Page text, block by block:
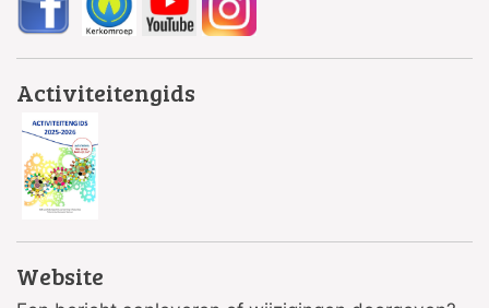
Activiteitengids
Website